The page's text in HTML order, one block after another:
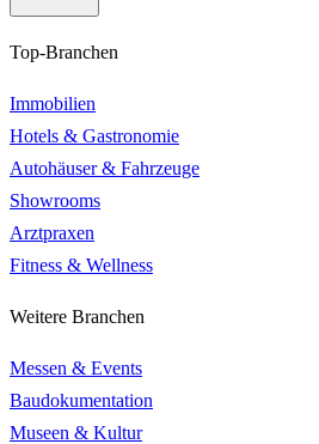
Top-Branchen
Immobilien
Hotels & Gastronomie
Autohäuser & Fahrzeuge
Showrooms
Arztpraxen
Fitness & Wellness
Weitere Branchen
Messen & Events
Baudokumentation
Museen & Kultur